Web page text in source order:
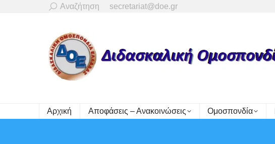
Search:
Αναζήτηση secretariat@doe.gr
Αρχική Αποφάσεις – Ανακοινώσεις Ομοσπονδία